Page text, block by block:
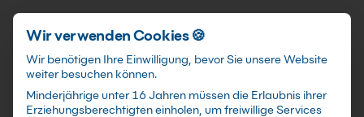
Schnellzugriff
Wir verwenden Cookies 🍪
Wir benötigen Ihre Einwilligung, bevor Sie unsere Website
weiter besuchen können.
Minderjährige unter 16 Jahren müssen die Erlaubnis ihrer
Erziehungsberechtigten einholen, um freiwillige Services